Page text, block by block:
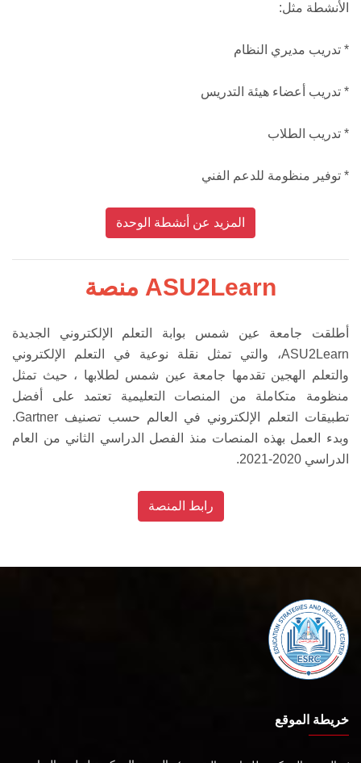
الأنشطة مثل:
* تدريب مديري النظام
* تدريب أعضاء هيئة التدريس
* تدريب الطلاب
* توفير منظومة للدعم الفني
المزيد عن أنشطة الوحدة
منصة ASU2Learn
أطلقت جامعة عين شمس بوابة التعلم الإلكتروني الجديدة
ASU2Learn، والتي تمثل نقلة نوعية في التعلم الإلكتروني
والتعلم الهجين تقدمها جامعة عين شمس لطلابها ، حيث تمثل
منظومة متكاملة من المنصات التعليمية تعتمد على أفضل
تطبيقات التعلم الإلكتروني في العالم حسب تصنيف Gartner.
وبدء العمل بهذه المنصات منذ الفصل الدراسي الثاني من العام
الدراسي 2020-2021.
رابط المنصة
خريطة الموقع